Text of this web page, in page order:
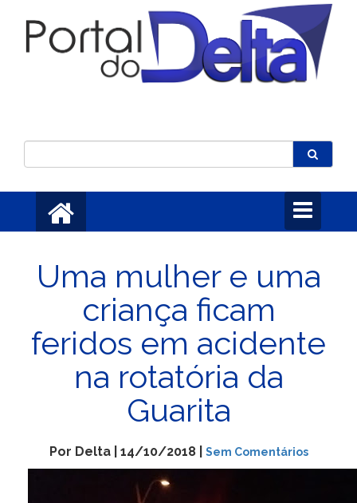
Toggle
navigation
Uma mulher e uma
criança ficam
feridos em acidente
na rotatória da
Guarita
Por Delta | 14/10/2018 | Sem Comentários